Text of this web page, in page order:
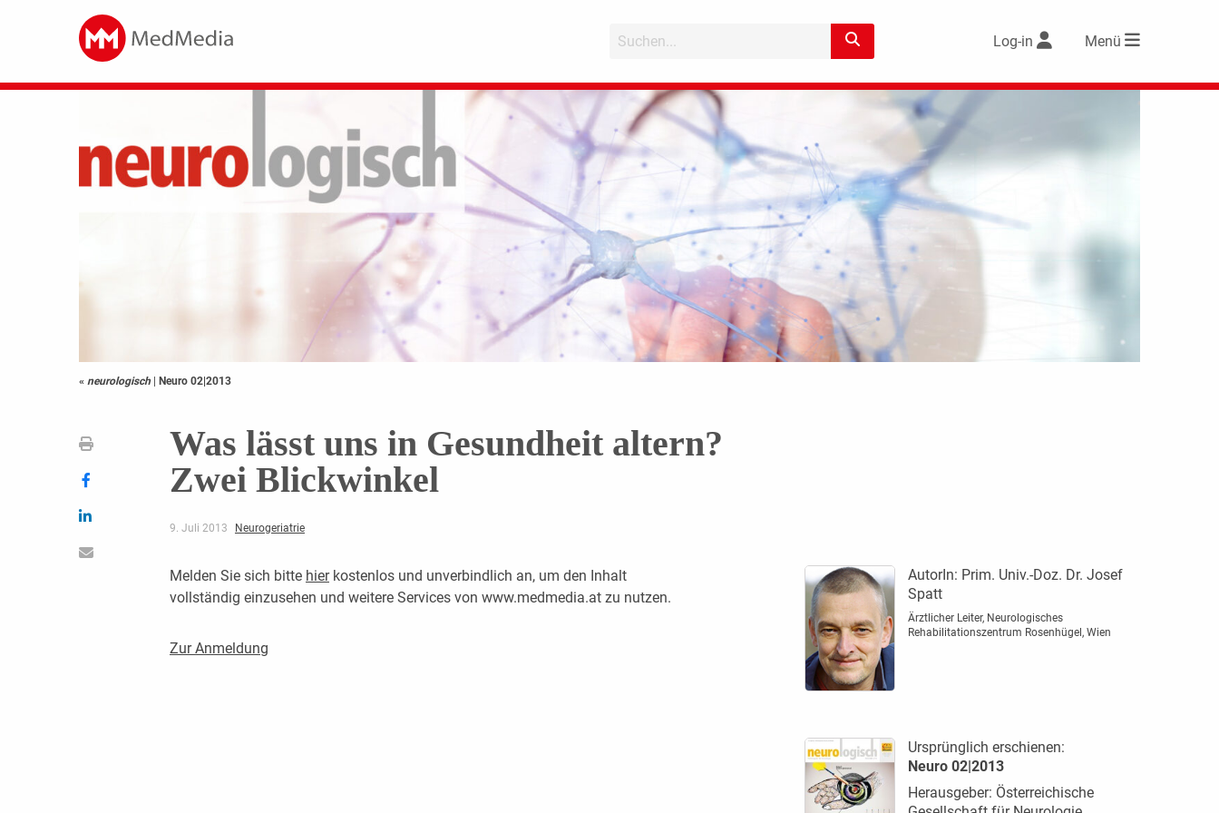
Log-in Menü
« neurologisch | Neuro 02|2013
Was lässt uns in Gesundheit altern?
Zwei Blickwinkel
9. Juli 2013 Neurogeriatrie
Melden Sie sich bitte hierkostenlos und unverbindlich an, um den Inhalt
vollständig einzusehen und weitere Services von www.medmedia.at zu nutzen.
Zur Anmeldung
AutorIn: Prim. Univ.-Doz. Dr. Josef
Spatt
Ärztlicher Leiter, Neurologisches
Rehabilitationszentrum Rosenhügel, Wien
Ursprünglich erschienen:
Neuro 02|2013
Herausgeber: Österreichische